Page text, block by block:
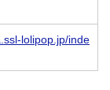
lolipop.jp/inde